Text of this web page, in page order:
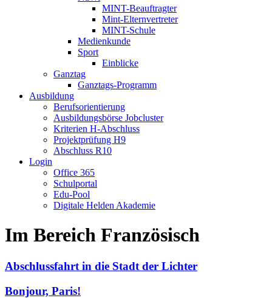
MINT-Beauftragter
Mint-Elternvertreter
MINT-Schule
Medienkunde
Sport
Einblicke
Ganztag
Ganztags-Programm
Ausbildung
Berufsorientierung
Ausbildungsbörse Jobcluster
Kriterien H-Abschluss
Projektprüfung H9
Abschluss R10
Login
Office 365
Schulportal
Edu-Pool
Digitale Helden Akademie
Im Bereich Französisch
Abschlussfahrt in die Stadt der Lichter
Bonjour, Paris!